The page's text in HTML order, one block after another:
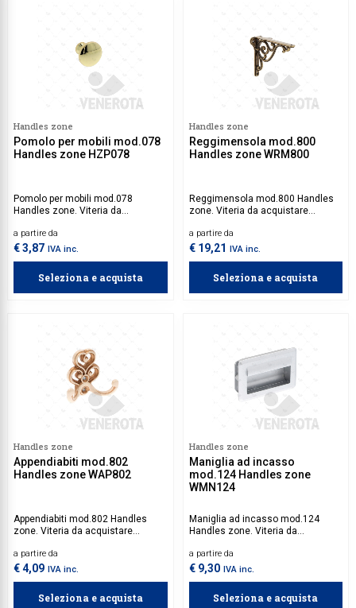
Handles zone
Pomolo per mobili mod.078
Handles zone HZP078
Pomolo per mobili mod.078
Handles zone. Viteria da
a partire da
€ 3,87 IVA inc.
Seleziona e acquista
Handles zone
Reggimensola mod.800
Handles zone WRM800
Reggimensola mod.800 Handles
zone. Viteria da acquistare
a partire da
€ 19,21 IVA inc.
Seleziona e acquista
Handles zone
Appendiabiti mod.802
Handles zone WAP802
Appendiabiti mod.802 Handles
zone. Viteria da acquistare
a partire da
€ 4,09 IVA inc.
Seleziona e acquista
Handles zone
Maniglia ad incasso
mod.124 Handles zone
WMN124
Maniglia ad incasso mod.124
Handles zone. Viteria da
a partire da
€ 9,30 IVA inc.
Seleziona e acquista